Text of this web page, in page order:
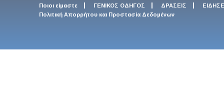
Ποιοι είμαστε ΓΕΝΙΚΟΣ ΟΔΗΓΟΣ ΔΡΑΣΕΙΣ
Πολιτική Απορρήτου και Προστασία Δεδομένων